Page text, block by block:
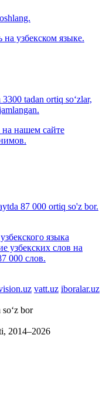
узбекском языке.
tadan ortiq so‘zlar,
на нашем сайте
87 000 ortiq so'z bor.
языка
узбекских слов на
000 слов.
vatt.uz iboralar.uz
so‘z bor
2014–2026